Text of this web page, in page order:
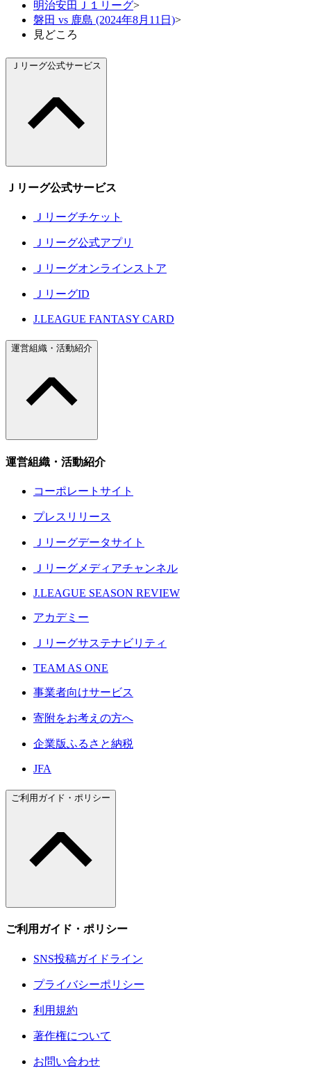
明治安田Ｊ１リーグ>
磐田 vs 鹿島 (2024年8月11日)>
見どころ
Ｊリーグ公式サービス
Ｊリーグ公式サービス
Ｊリーグチケット
Ｊリーグ公式アプリ
Ｊリーグオンラインストア
ＪリーグID
J.LEAGUE FANTASY CARD
運営組織・活動紹介
運営組織・活動紹介
コーポレートサイト
プレスリリース
Ｊリーグデータサイト
Ｊリーグメディアチャンネル
J.LEAGUE SEASON REVIEW
アカデミー
Ｊリーグサステナビリティ
TEAM AS ONE
事業者向けサービス
寄附をお考えの方へ
企業版ふるさと納税
JFA
ご利用ガイド・ポリシー
ご利用ガイド・ポリシー
SNS投稿ガイドライン
プライバシーポリシー
利用規約
著作権について
お問い合わせ